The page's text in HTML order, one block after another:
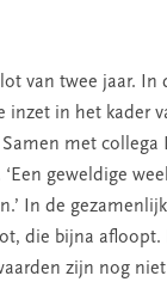
van twee jaar.
in het kader
met
‘Een geweldige
In de
die bijna
zijn nog